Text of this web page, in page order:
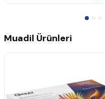
Muadil Ürünleri